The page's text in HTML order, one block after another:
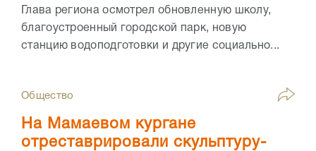
Глава региона осмотрел обновленную школу,
благоустроенный городской парк, новую
станцию водоподготовки и другие социально...
Общество
На Мамаевом кургане
отреставрировали скульптуру-